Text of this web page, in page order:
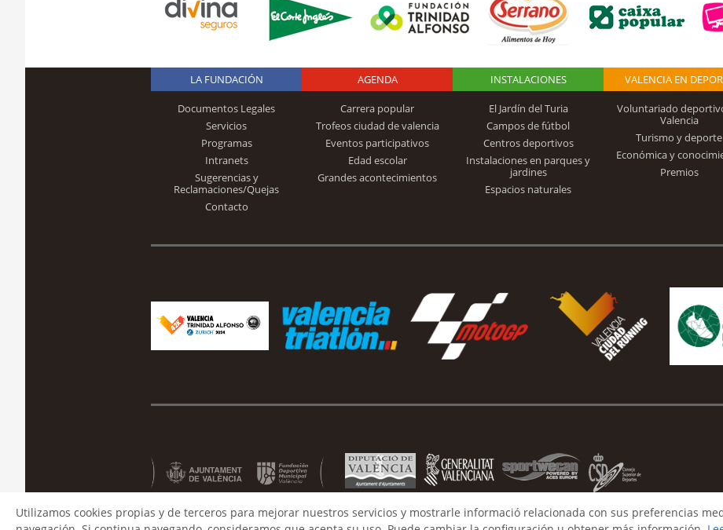
Logo Fundación
Trinidad Alfonso
LA FUNDACIÓN
Documentos Legales
Servicios
Programas
Intranets
Sugerencias y
Reclamaciones/Quejas
Contacto
AGENDA
Carrera popular
Trofeos ciudad de valencia
Eventos participativos
Edad escolar
Grandes acontecimientos
INSTALACIONES
El Jardín del Turia
Campos de fútbol
Centros deportivos
Instalaciones en parques y
jardines
Espacios naturales
VALENCIA EN
Voluntariado
Valencia
Turismo y deporte
Económica y
Premios
Utilizamos cookies propias y de terceros para mejorar nuestros servicios y mostrarle informació relacionada con sus preferencias